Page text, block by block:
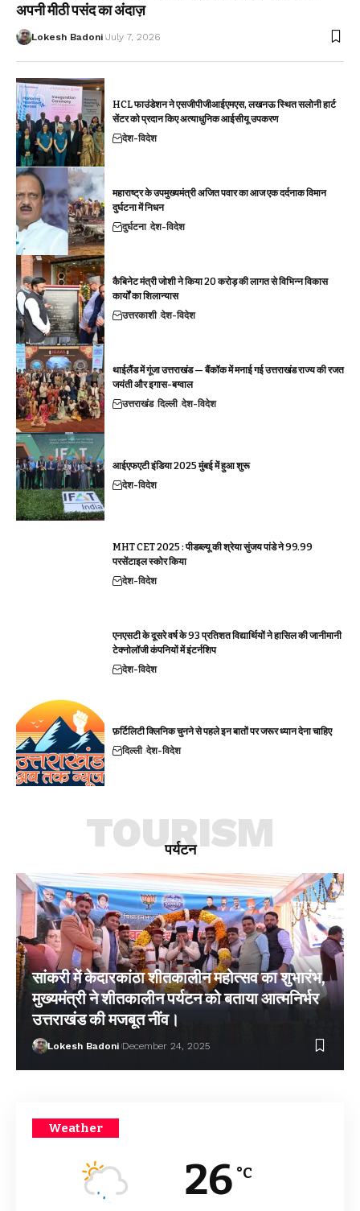
अपनी मीठी पसंद का अंदाज़
Lokesh Badoni July 7, 2026
HCL फाउंडेशन ने एसजीपीजीआईएमएस, लखनऊ स्थित सलोनी हार्ट
सेंटर को प्रदान किए अत्याधुनिक आईसीयू उपकरण
देश-विदेश
महाराष्ट्र के उपमुख्यमंत्री अजित पवार का आज एक दर्दनाक विमान
दुर्घटना में निधन
दुर्घटना देश-विदेश
कैबिनेट मंत्री जोशी ने किया 20 करोड़ की लागत से विभिन्न विकास
कार्यों का शिलान्यास
उत्तरकाशी देश-विदेश
थाईलैंड में गूंजा उत्तराखंड — बैंकॉक में मनाई गई उत्तराखंड राज्य की रजत
जयंती और इगास-बग्वाल
उत्तराखंड दिल्ली देश-विदेश
आईएफएटी इंडिया 2025 मुंबई में हुआ शुरू
देश-विदेश
MHT CET 2025 : पीडब्ल्यू की श्रेया सुंजय पांडे ने 99.99
परसेंटाइल स्कोर किया
देश-विदेश
एनएसटी के दूसरे वर्ष के 93 प्रतिशत विद्यार्थियों ने हासिल की जानीमानी
टेक्नोलॉजी कंपनियों में इंटर्नशिप
देश-विदेश
फ़र्टिलिटी क्लिनिक चुनने से पहले इन बातों पर जरूर ध्यान देना चाहिए
दिल्ली देश-विदेश
पर्यटन
TOURISM
सांकरी में केदारकांठा शीतकालीन महोत्सव का शुभारंभ,
मुख्यमंत्री ने शीतकालीन पर्यटन को बताया आत्मनिर्भर
उत्तराखंड की मजबूत नींव।
Lokesh Badoni December 24, 2025
Weather
26 °C